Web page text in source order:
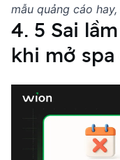
mẫu quảng cáo
4. 5 Sai
khi mở